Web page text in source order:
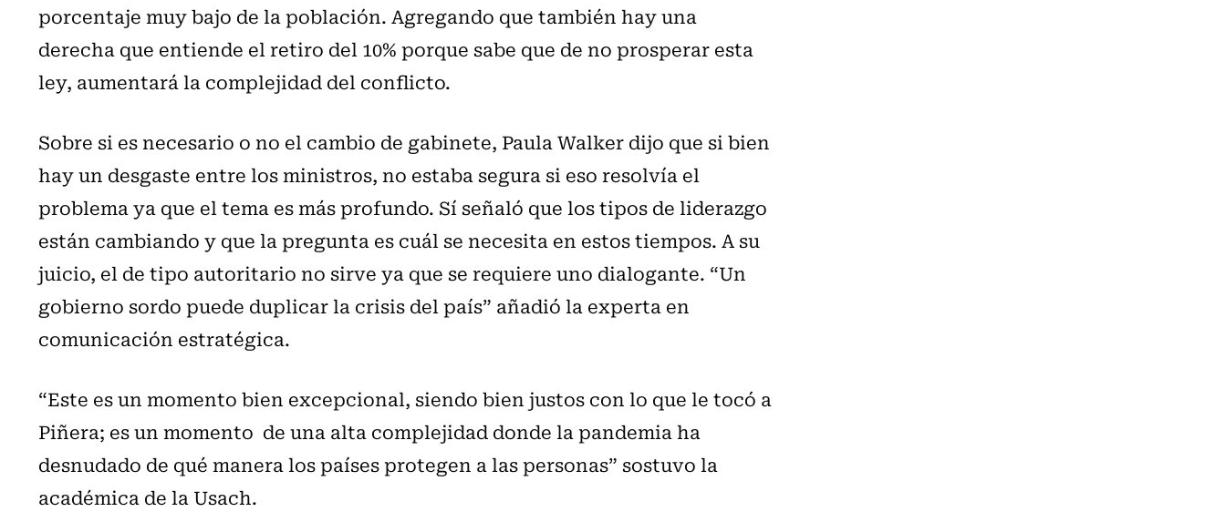
porcentaje muy bajo de la población. Agregando que también hay una
derecha que entiende el retiro del 10% porque sabe que de no prosperar esta
ley, aumentará la complejidad del conflicto.
Sobre si es necesario o no el cambio de gabinete, Paula Walker dijo que si bien
hay un desgaste entre los ministros, no estaba segura si eso resolvía el
problema ya que el tema es más profundo. Sí señaló que los tipos de liderazgo
están cambiando y que la pregunta es cuál se necesita en estos tiempos. A su
juicio, elde tipo autoritario no sirve ya que se requiere uno dialogante. “Un
gobierno sordo puede duplicar la crisis del país” añadió la experta en
comunicación estratégica.
“Este es un momento bien excepcional, siendo bien justos con lo que le tocó a
Piñera; es un momento de una alta complejidad donde la pandemia ha
desnudado de qué manera los países protegen a las personas” sostuvo la
académica de la Usach.